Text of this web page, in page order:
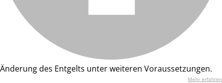
Änderung des Entgelts unter weiteren Voraussetzungen.
Mehr erfahren